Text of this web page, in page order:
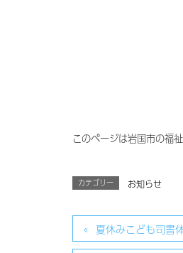
このページは岩国市の福
カテゴリー お知らせ
夏休みこども司書